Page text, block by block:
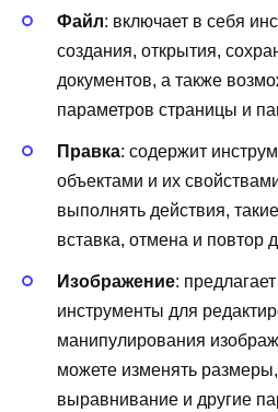
Файл: включает в себя
создания, открытия,
документов, а также
параметров страницы и
Правка: содержит
объектами и их
выполнять действия,
вставка, отмена и повтор
Изображение:
инструменты для
манипулирования
можете изменять
выравнивание и другие